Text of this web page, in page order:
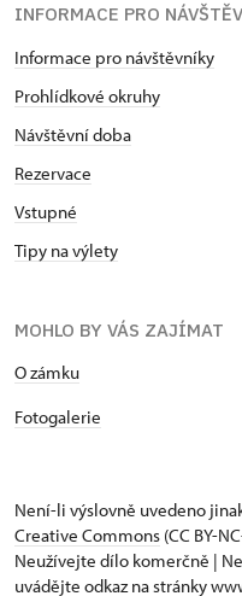
INFORMACE PRO
Informace pro návštěvníky
Prohlídkové okruhy
Návštěvní doba
Rezervace
Vstupné
Tipy na výlety
MOHLO BY VÁS ZAJÍMAT
O zámku
Fotogalerie
Není-li výslovně uvedeno
Creative Commons (CC BY-
Neužívejte dílo komerčně |
uvádějte odkaz na stránky